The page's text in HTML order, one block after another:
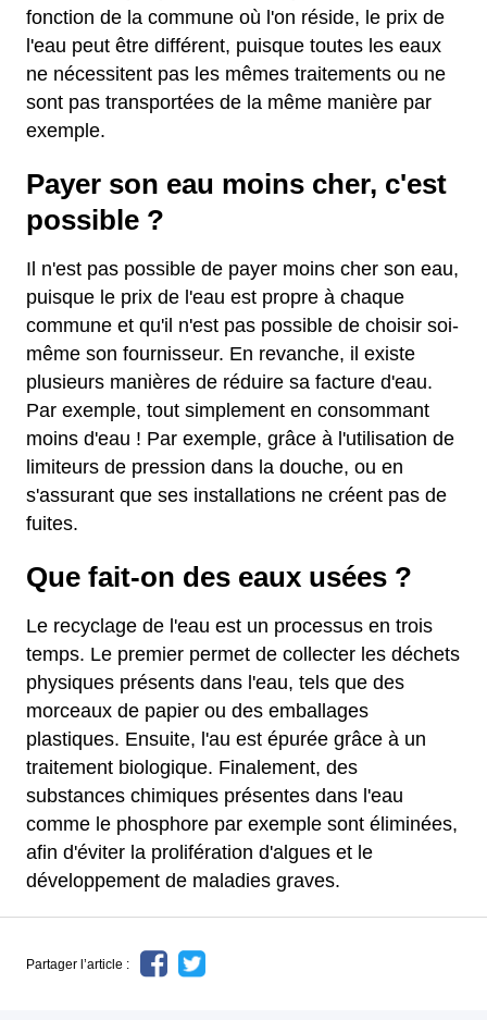
fonction de la commune où l'on réside, le prix de
l'eau peut être différent, puisque toutes les eaux
ne nécessitent pas les mêmes traitements ou ne
sont pas transportées de la même manière par
exemple.
Payer son eau moins cher, c'est
possible ?
Il n'est pas possible de payer moins cher son eau,
puisque le prix de l'eau est propre à chaque
commune et qu'il n'est pas possible de choisir soi-
même son fournisseur. En revanche, il existe
plusieurs manières de réduire sa facture d'eau.
Par exemple, tout simplement en consommant
moins d'eau ! Par exemple, grâce à l'utilisation de
limiteurs de pression dans la douche, ou en
s'assurant que ses installations ne créent pas de
fuites.
Que fait-on des eaux usées ?
Le recyclage de l'eau est un processus en trois
temps. Le premier permet de collecter les déchets
physiques présents dans l'eau, tels que des
morceaux de papier ou des emballages
plastiques. Ensuite, l'au est épurée grâce à un
traitement biologique. Finalement, des
substances chimiques présentes dans l'eau
comme le phosphore par exemple sont éliminées,
afin d'éviter la prolifération d'algues et le
développement de maladies graves.
Partager l’article :